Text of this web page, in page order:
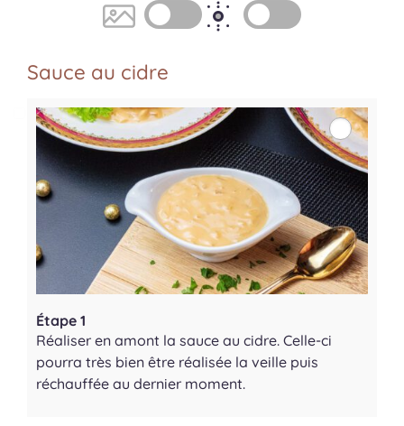
Sauce au cidre
Étape 1
Réaliser en amont la sauce au cidre. Celle-ci
pourra très bien être réalisée la veille puis
réchauffée au dernier moment.